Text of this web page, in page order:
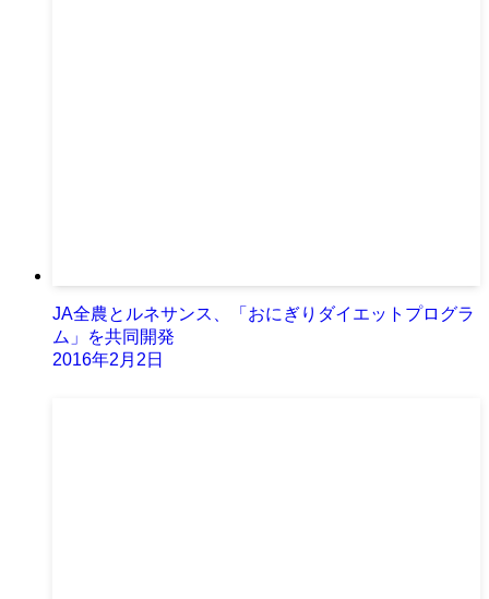
JA全農とルネサンス、「おにぎりダイエットプログラ
ム」を共同開発
2016年2月2日